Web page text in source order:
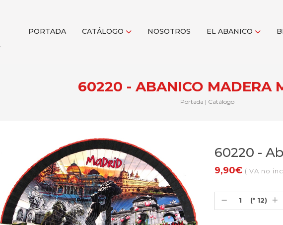
PORTADA CATÁLOGO NOSOTROS EL ABANICO
60220 - ABANICO MADERA
Portada | Catálogo
60220 -
9,90€ (IVA no
(* 12)